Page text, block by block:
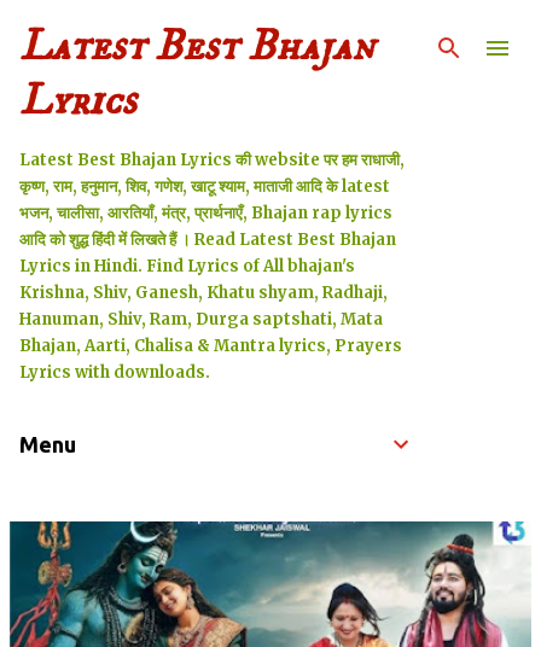
सीधे मुख्य सामग्री पर जाएं
Latest Best Bhajan
Lyrics
Latest Best Bhajan Lyrics की website पर हम राधाजी,
कृष्ण, राम, हनुमान, शिव, गणेश, खाटू श्याम, माताजी आदि के latest
भजन, चालीसा, आरतियाँ, मंत्र, प्रार्थनाएँ, Bhajan rap lyrics
आदि को शुद्ध हिंदी में लिखते हैं । Read Latest Best Bhajan
Lyrics in Hindi. Find Lyrics of All bhajan's
Krishna, Shiv, Ganesh, Khatu shyam, Radhaji,
Hanuman, Shiv, Ram, Durga saptshati, Mata
Bhajan, Aarti, Chalisa & Mantra lyrics, Prayers
Lyrics with downloads.
Menu
श